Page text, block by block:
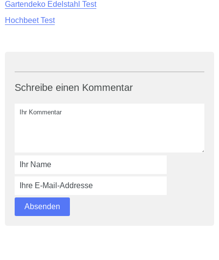
Gartendeko Edelstahl Test
Hochbeet Test
Schreibe einen Kommentar